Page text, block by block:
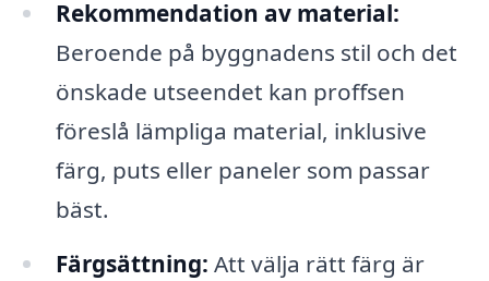
Rekommendation av material:
Beroende på byggnadens stil och det
önskade utseendet kan proffsen
föreslå lämpliga material, inklusive
färg, puts eller paneler som passar
bäst.
Färgsättning: Att välja rätt färg är